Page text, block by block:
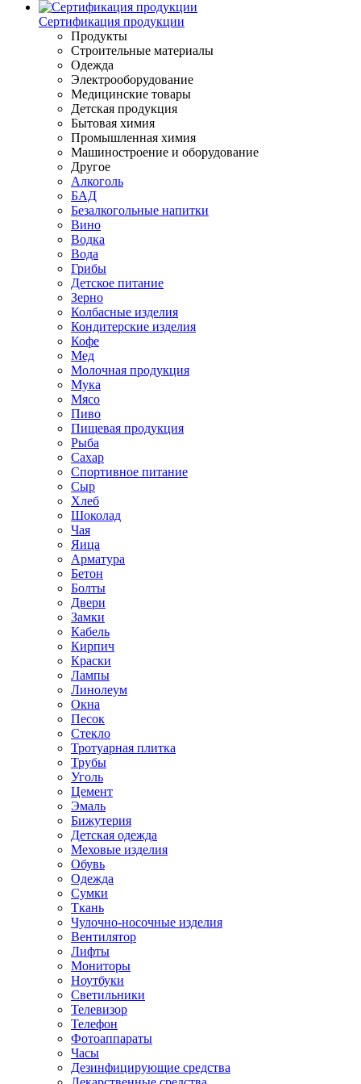
Сертификация продукции
Продукты
Строительные материалы
Одежда
Электрооборудование
Медицинские товары
Детская продукция
Бытовая химия
Промышленная химия
Машиностроение и оборудование
Другое
Алкоголь
БАД
Безалкогольные напитки
Вино
Водка
Вода
Грибы
Детское питание
Зерно
Колбасные изделия
Кондитерские изделия
Кофе
Мед
Молочная продукция
Мука
Мясо
Пиво
Пищевая продукция
Рыба
Сахар
Спортивное питание
Сыр
Хлеб
Шоколад
Чая
Яица
Арматура
Бетон
Болты
Двери
Замки
Кабель
Кирпич
Краски
Лампы
Линолеум
Окна
Песок
Стекло
Тротуарная плитка
Трубы
Уголь
Цемент
Эмаль
Бижутерия
Детская одежда
Меховые изделия
Обувь
Одежда
Сумки
Ткань
Чулочно-носочные изделия
Вентилятор
Лифты
Мониторы
Ноутбуки
Светильники
Телевизор
Телефон
Фотоаппараты
Часы
Дезинфицирующие средства